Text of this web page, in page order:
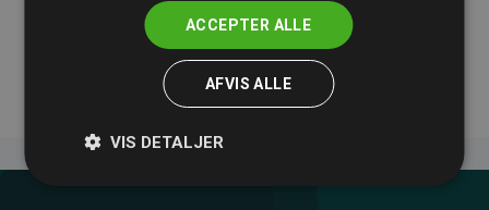
medlemmernes websites estimerede CO₂-
ACCEPTER ALLE
AFVIS ALLE
VIS DETALJER